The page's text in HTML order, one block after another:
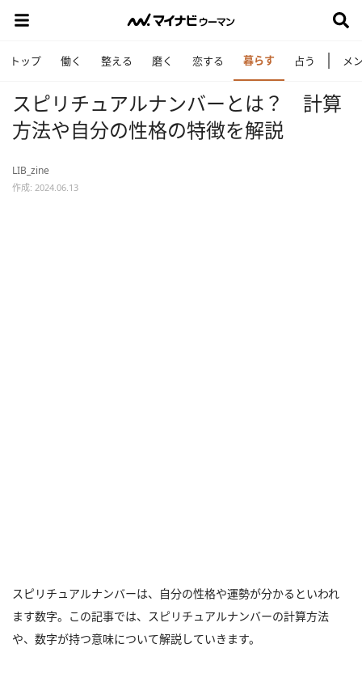
トップ 働く 整える 磨く 恋する 暮らす 占う メ
スピリチュアルナンバーとは？ 計算
方法や自分の性格の特徴を解説
LIB_zine
作成: 2024.06.13
スピリチュアルナンバーは、自分の性格や運勢が分かるといわれ
ます数字。この記事では、スピリチュアルナンバーの計算方法
や、数字が持つ意味について解説していきます。